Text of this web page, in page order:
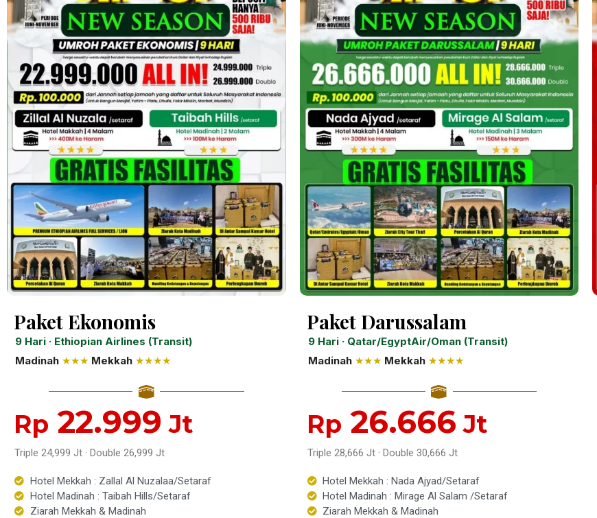
Paket Ekonomis
9 Hari · Ethiopian Airlines (Transit)
Madinah ★★★ Mekkah ★★★★
Rp 22.999 Jt
Triple 24,999 Jt · Double 26,999 Jt
Hotel Mekkah : Zallal Al Nuzalaa/Setaraf
Hotel Madinah : Taibah Hills/Setaraf
Ziarah Mekkah & Madinah
Paket Darussalam
9 Hari · Qatar/EgyptAir/Oman (Transit)
Madinah ★★★ Mekkah ★★★★
Rp 26.666 Jt
Triple 28,666 Jt · Double 30,666 Jt
Hotel Mekkah : Nada Ajyad/Setaraf
Hotel Madinah : Mirage Al Salam /Setaraf
Ziarah Mekkah & Madinah